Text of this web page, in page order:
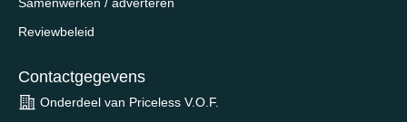
Reviewbeleid
Contactgegevens
Onderdeel van Priceless V.O.F.